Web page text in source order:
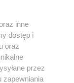
jakikolwiek sposób
jakimkolwiek polu
w
Jakiekolwiek użycie
z naruszeniem
pod groźbą kary i
inne
dostęp i
oraz
przez
zapewniania